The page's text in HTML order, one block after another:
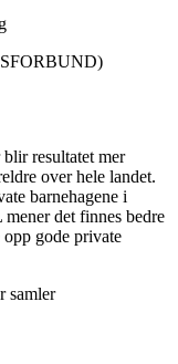
resultatet mer
over hele landet.
barnehagene i
det finnes bedre
gode private
samler